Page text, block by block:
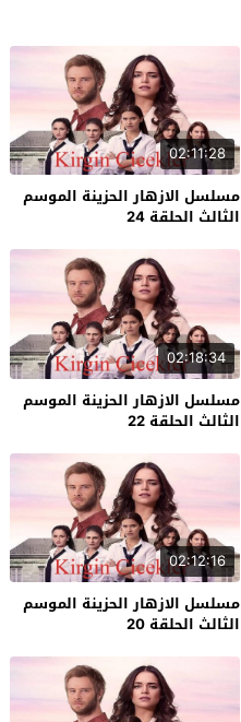
02:11:28
مسلسل الازهار الحزينة الموسم
الثالث الحلقة 24
02:18:34
مسلسل الازهار الحزينة الموسم
الثالث الحلقة 22
02:12:16
مسلسل الازهار الحزينة الموسم
الثالث الحلقة 20